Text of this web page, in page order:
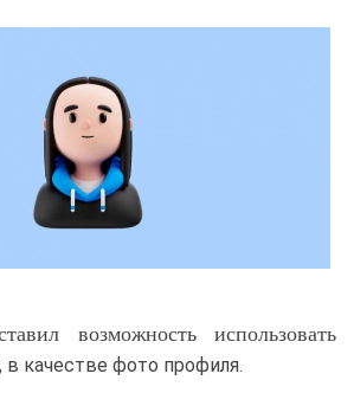
возможность использовать
в качестве фото профиля.